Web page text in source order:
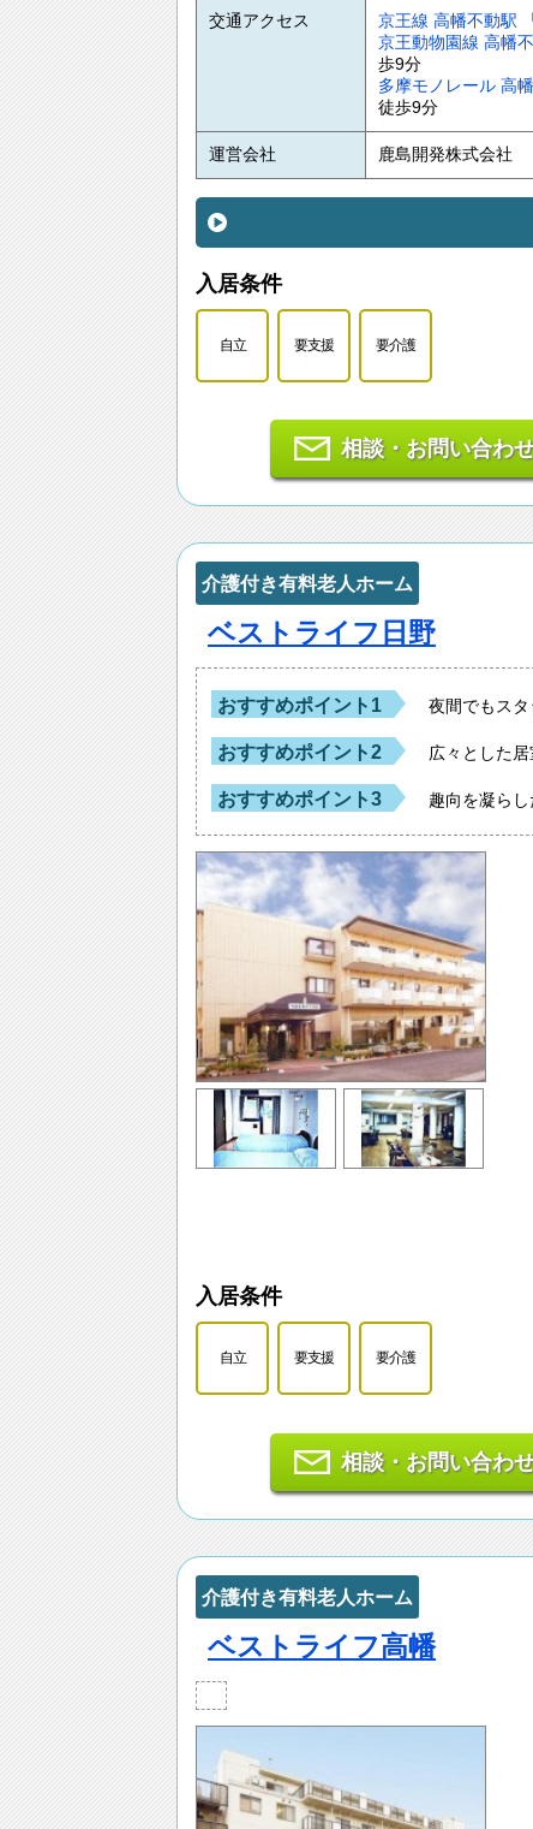
交通アクセス 京王線 高幡不動駅
京王動物園線 高幡
歩9分
多摩モノレール 高
徒歩9分
運営会社 鹿島開発株式会社
入居条件
自立 要支援 要介護
相談・お問い合わ
介護付き有料老人ホーム
ベストライフ日野
おすすめポイント1 夜間でもス
おすすめポイント2 広々とした
おすすめポイント3 趣向を凝ら
入居条件
自立 要支援 要介護
相談・お問い合わ
介護付き有料老人ホーム
ベストライフ高幡